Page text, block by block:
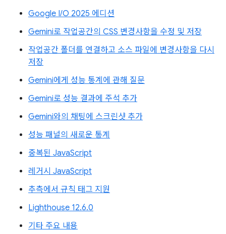
Google I/O 2025 에디션
Gemini로 작업공간의 CSS 변경사항을 수정 및 저장
작업공간 폴더를 연결하고 소스 파일에 변경사항을 다시
저장
Gemini에게 성능 통계에 관해 질문
Gemini로 성능 결과에 주석 추가
Gemini와의 채팅에 스크린샷 추가
성능 패널의 새로운 통계
중복된 JavaScript
레거시 JavaScript
추측에서 규칙 태그 지원
Lighthouse 12.6.0
기타 주요 내용